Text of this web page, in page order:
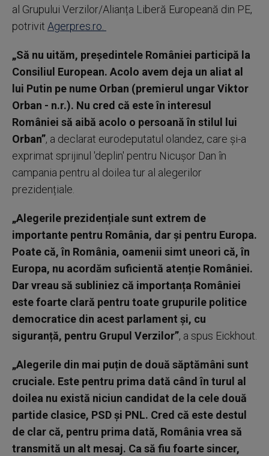
al Grupului Verzilor/Alianța Liberă Europeană din PE,
potrivit Agerpres.ro.
„Să nu uităm, președintele României participă la
Consiliul European. Acolo avem deja un aliat al
lui Putin pe nume Orban (premierul ungar Viktor
Orban - n.r.). Nu cred că este în interesul
României să aibă acolo o persoană în stilul lui
Orban”, a declarat eurodeputatul olandez, care și-a
exprimat sprijinul 'deplin' pentru Nicușor Dan în
campania pentru al doilea tur al alegerilor
prezidențiale.
„Alegerile prezidențiale sunt extrem de
importante pentru România, dar și pentru Europa.
Poate că, în România, oamenii simt uneori că, în
Europa, nu acordăm suficientă atenție României.
Dar vreau să subliniez că importanța României
este foarte clară pentru toate grupurile politice
democratice din acest parlament și, cu
siguranță, pentru Grupul Verzilor”, a spus Eickhout.
„Alegerile din mai puțin de două săptămâni sunt
cruciale. Este pentru prima dată când în turul al
doilea nu există niciun candidat de la cele două
partide clasice, PSD și PNL. Cred că este destul
de clar că, pentru prima dată, România vrea să
transmită un alt mesaj. Ca să fiu foarte sincer,